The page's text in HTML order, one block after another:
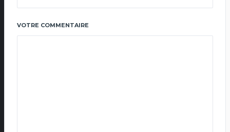
VOTRE COMMENTAIRE